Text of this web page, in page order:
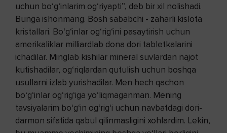
uchun bo‘g‘inlarim og‘riyapti”, deb bir xil nolishadi.
Bunga ishonmang. Bosh sababchi - zaharli kislota
kristallari. Bo‘g‘inlar og‘rig‘ini pasaytirish uchun
amerikaliklar milliardlab dona dori tabletkalarini
ichadilar. Minglab kishilar mineral suvlardan najot
kutishadilar, og‘riqlardan qutulish uchun boshqa
usullarni izlab yurishadilar. Men hech qachon
bo‘g‘inlar og‘rig‘iga yo‘liqmaganman. Mening
tavsiyalarim bo‘g‘in og‘rig‘i uchun navbatdagi dori-
darmon sifatida qabul qilinmasligini xohlardim. Lekin,